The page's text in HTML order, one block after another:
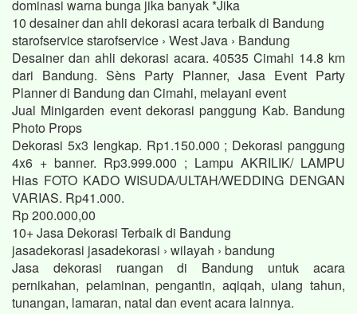
dominasi warna bunga jika banyak *Jika
10 desainer dan ahli dekorasi acara terbaik di Bandung
starofservice starofservice › West Java › Bandung
Desainer dan ahli dekorasi acara. 40535 Cimahi 14.8 km
dari Bandung. Sèns Party Planner, Jasa Event Party
Planner di Bandung dan Cimahi, melayani event
Jual Minigarden event dekorasi panggung Kab. Bandung
Photo Props
Dekorasi 5x3 lengkap. Rp1.150.000 ; Dekorasi panggung
4x6 + banner. Rp3.999.000 ; Lampu AKRILIK/ LAMPU
Hias FOTO KADO WISUDA/ULTAH/WEDDING DENGAN
VARIAS. Rp41.000.
Rp 200.000,00
10+ Jasa Dekorasi Terbaik di Bandung
jasadekorasi jasadekorasi › wilayah › bandung
Jasa dekorasi ruangan di Bandung untuk acara
pernikahan, pelaminan, pengantin, aqiqah, ulang tahun,
tunangan, lamaran, natal dan event acara lainnya.